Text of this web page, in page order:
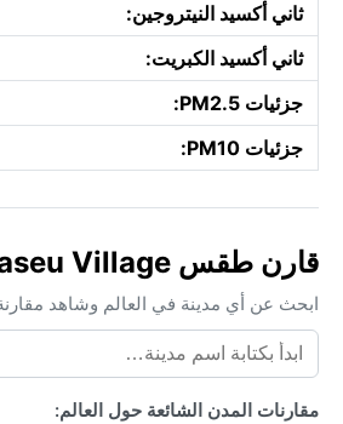
ثاني أكسيد النيتروجين:
ثاني أكسيد الكبريت:
جزئيات PM2.5:
جزئيات PM10:
قارن طقس Tumaseu Village مع مدينة أخرى
ابحث عن أي مدينة في العالم وشاهد
مقارنات المدن الشائعة حول العالم: